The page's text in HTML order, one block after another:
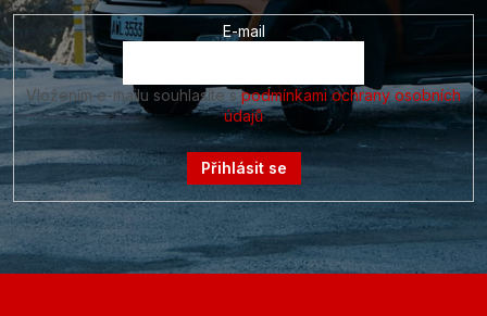
E-mail
Vložením e-mailu souhlasíte spodmínkami ochrany osobních
údajů
Přihlásit se